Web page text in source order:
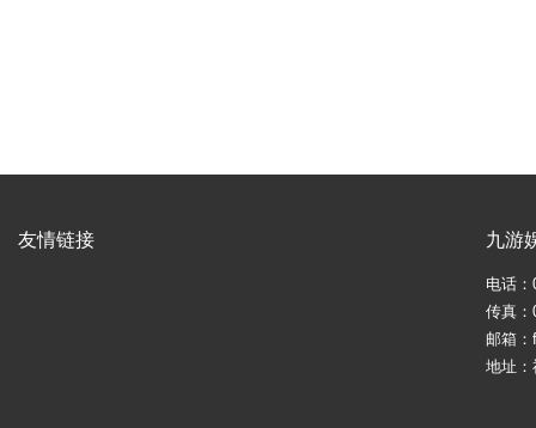
友情链接 九游
电话：
传真：
邮箱
地址